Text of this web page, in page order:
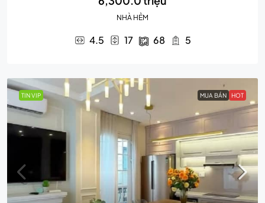
NHÀ HẺM
4.5 17 68 5
TIN VIP MUA BÁN HOT